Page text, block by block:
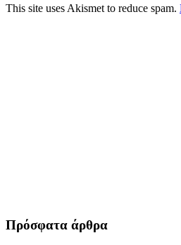
This site uses Akismet to reduce spam.
Πρόσφατα άρθρα